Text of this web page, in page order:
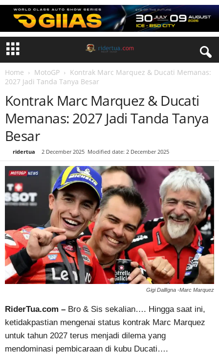
Home MotoGP
Kontrak Marc Marquez & Ducati Memanas:
2027 Jadi Tanda Tanya Besar
Kontrak Marc Marquez & Ducati
Memanas: 2027 Jadi Tanda Tanya
Besar
ridertua 2 December 2025 Modified date: 2 December 2025
Gigi DallIgna -Marc Marquez
RiderTua.com – Bro & Sis sekalian…. Hingga saat ini,
ketidakpastian mengenai status kontrak Marc Marquez
untuk tahun 2027 terus menjadi dilema yang
mendominasi pembicaraan di kubu Ducati….